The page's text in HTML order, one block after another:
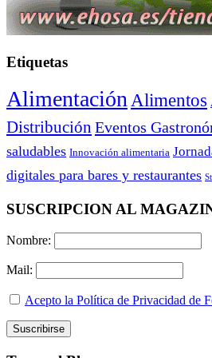
Etiquetas
Alimentación Alimentos
Distribución Eventos
saludables Innovación alimentaria
digitales para bares y restaurantes
SUSCRIPCION AL
Nombre:
Mail:
Acepto la Política de Privacidad de